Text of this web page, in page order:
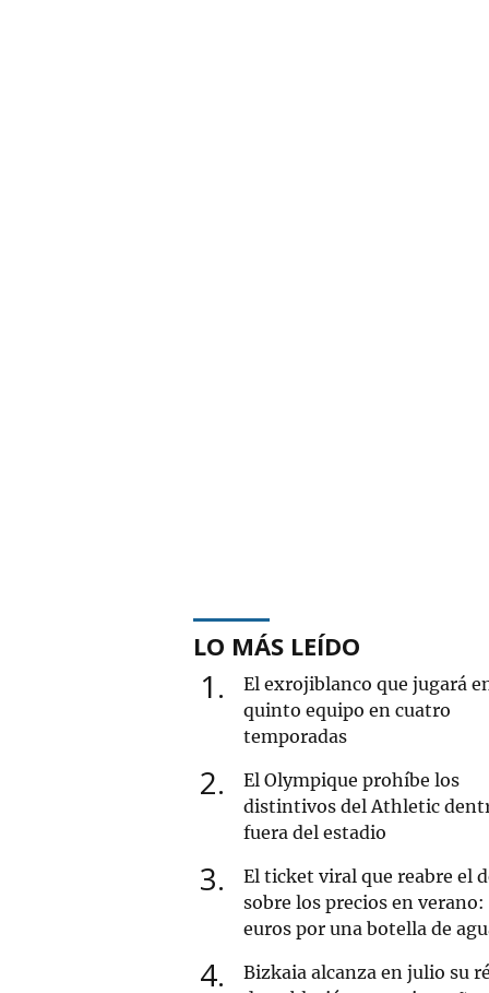
LO MÁS LEÍDO
1
El exrojiblanco que jugará
quinto equipo en cuatro
temporadas
2
El Olympique prohíbe los
distintivos del Athletic
fuera del estadio
3
El ticket viral que reabre el
sobre los precios en verano:
euros por una botella de
4
Bizkaia alcanza en julio su